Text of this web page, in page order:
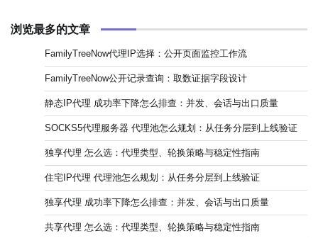
浏览最多的文章
FamilyTreeNow代理IP选择：公开页面监控工作流
FamilyTreeNow公开记录查询：取数证据字段设计
静态IP代理 成功率下降怎么排查：并发、会话与出口质量
SOCKS5代理服务器 代理池怎么规划：从任务分层到上线验证
独享代理 怎么选：代理类型、轮换策略与稳定性指南
住宅IP代理 代理池怎么规划：从任务分层到上线验证
独享代理 成功率下降怎么排查：并发、会话与出口质量
共享代理 怎么选：代理类型、轮换策略与稳定性指南